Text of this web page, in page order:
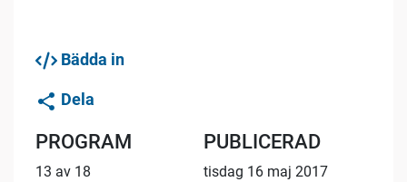
Bädda in
Dela
PROGRAM
13 av 18
PUBLICERAD
tisdag 16 maj 2017